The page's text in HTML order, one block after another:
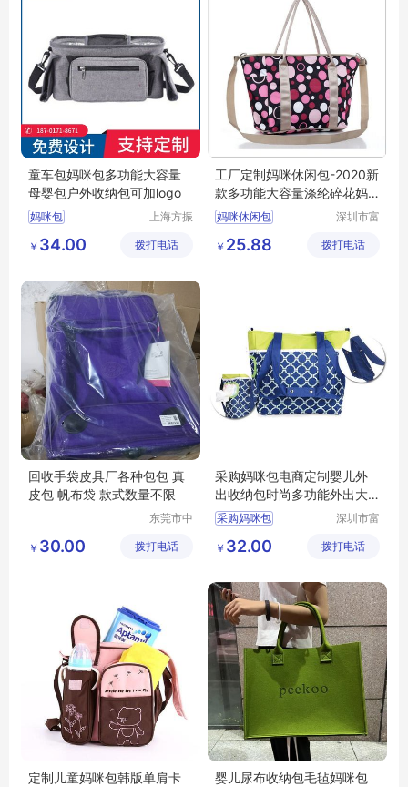
童车包妈咪包多功能大容量
母婴包户外收纳包可加logo
妈咪包
上海方振
有限公司
￥ 34.00 拨打电话
工厂定制妈咪休闲包-2020新
款多功能大容量涤纶碎花妈
咪包-防水斜挎待产包
妈咪休闲包
深圳市富
限公司
￥ 25.88 拨打电话
回收手袋皮具厂各种包包 真
皮包 帆布袋 款式数量不限
东莞市中
生资源回
￥ 30.00 拨打电话
采购妈咪包电商定制婴儿外
出收纳包时尚多功能外出大
容量母婴包
采购妈咪包
深圳市富
限公司
￥ 32.00 拨打电话
定制儿童妈咪包韩版单肩卡
婴儿尿布收纳包毛毡妈咪包